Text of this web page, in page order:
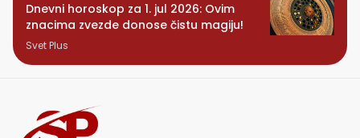
Dnevni horoskop za 1. jul 2026: Ovim
znacima zvezde donose čistu magiju!
Svet Plus